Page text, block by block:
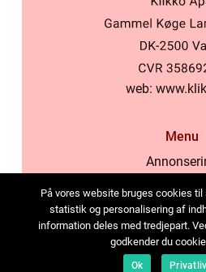
web:
Menu
Cookies
Kontakta
Sitemap
På vores website bruges cookies
statistik og personalisering af
information deles med tredjepart.
godkender du
Ok